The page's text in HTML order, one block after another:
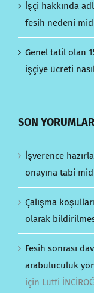
İşçi hakkında
fesih nedeni
Genel tatil olan
işçiye ücreti
SON YORUMLAR
İşverence
onayına tabi
Çalışma
olarak
Fesih sonrası
arabuluculuk
için Lütfi